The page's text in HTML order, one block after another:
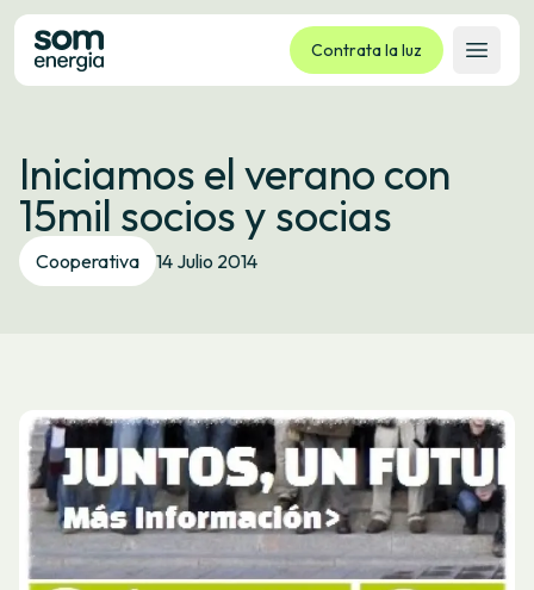
Contrata la luz
Abrir
Tarifas
Servicios
Empresas
La cooperativa
Idioma: ES CA GL EU
Iniciamos el verano con
15mil socios y socias
Cooperativa 14 Julio 2014